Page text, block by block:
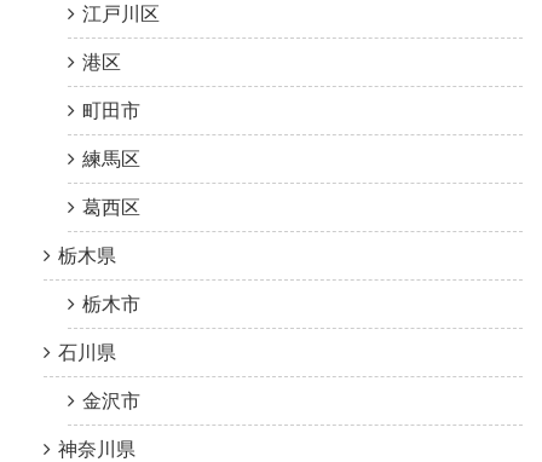
江戸川区
港区
町田市
練馬区
葛西区
栃木県
栃木市
石川県
金沢市
神奈川県